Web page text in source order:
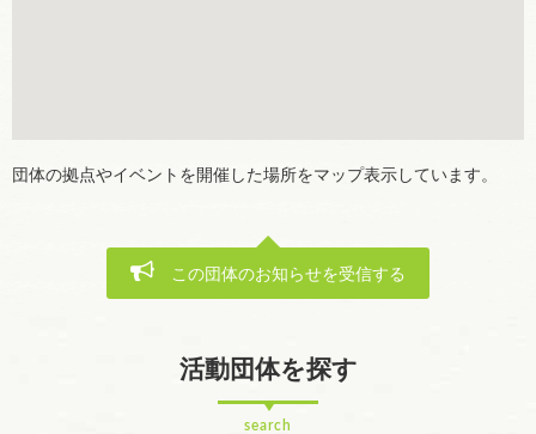
団体の拠点やイベントを開催した場所をマップ表示しています。
この団体のお知らせを受信する
活動団体を探す
search